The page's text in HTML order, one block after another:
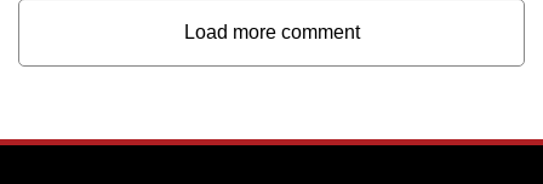
Load more comment